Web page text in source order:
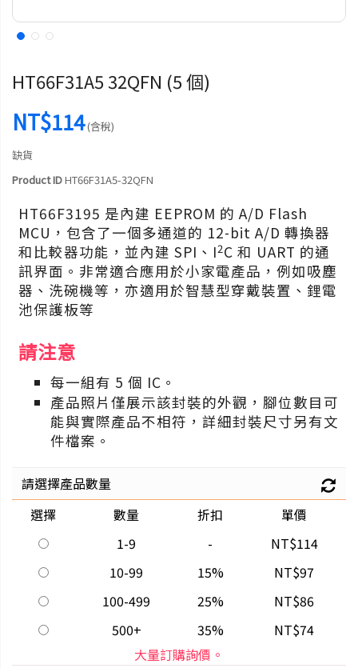
HT66F31A5 32QFN (5 個)
NT$114(含稅)
缺貨
Product IDHT66F31A5-32QFN
HT66F3195 是內建 EEPROM 的 A/D Flash
MCU，包含了一個多通道的 12-bit A/D 轉換器
和比較器功能，並內建 SPI、I2C 和 UART 的通
訊界面。非常適合應用於小家電產品，例如吸塵
器、洗碗機等，亦適用於智慧型穿戴裝置、鋰電
池保護板等
請注意
每一組有 5 個 IC。
產品照片僅展示該封裝的外觀，腳位數目可
能與實際產品不相符，詳細封裝尺寸另有文
件檔案。
請選擇產品數量
選擇
數量 折扣
單價
1-9
-
NT$114
10-99
15%
NT$97
100-499
25%
NT$86
500+
35%
NT$74
大量訂購詢價。